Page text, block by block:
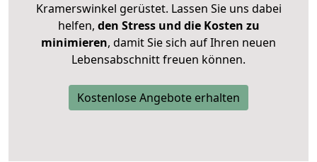
Kramerswinkel gerüstet. Lassen Sie uns dabei
helfen, den Stress und die Kosten zu
minimieren, damit Sie sich auf Ihren neuen
Lebensabschnitt freuen können.
Kostenlose Angebote erhalten